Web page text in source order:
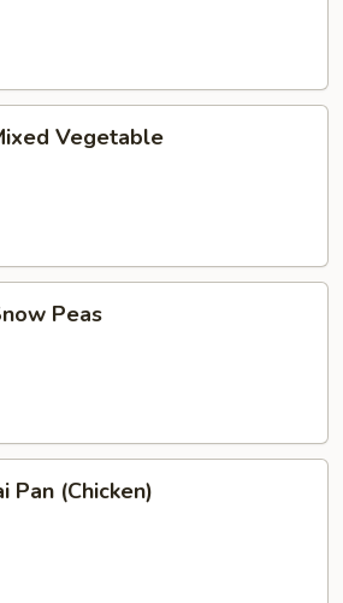
Vegetable
Peas
Pan (Chicken)